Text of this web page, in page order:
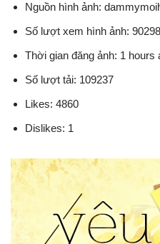
Nguồn hình ảnh:
Số lượt xem hình ảnh: 90298
Thời gian đăng ảnh: 1 hours
Số lượt tải: 109237
Likes: 4860
Dislikes: 1